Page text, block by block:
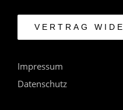
VERTRAG
Impressum
Datenschutz